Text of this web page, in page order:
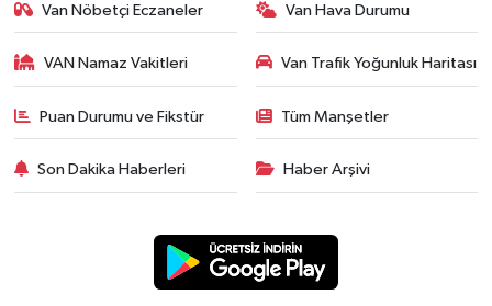
Van Nöbetçi Eczaneler Van Hava Durumu
VAN Namaz Vakitleri Van Trafik Yoğunluk Haritası
Puan Durumu ve Fikstür Tüm Manşetler
Son Dakika Haberleri Haber Arşivi